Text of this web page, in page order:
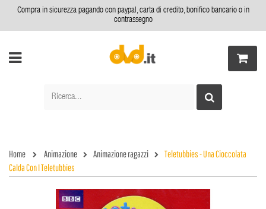
Compra in sicurezza pagando con paypal, carta di credito, bonifico bancario o in
contrassegno
Home Animazione Animazione ragazzi
Teletubbies - Una Cioccolata
Calda Con I Teletubbies